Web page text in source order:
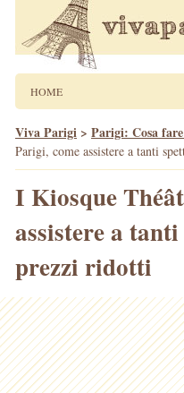
HOME
Viva Parigi > Parigi: Cosa
Parigi, come assistere a tanti
I Kiosque
assistere a
prezzi ridotti